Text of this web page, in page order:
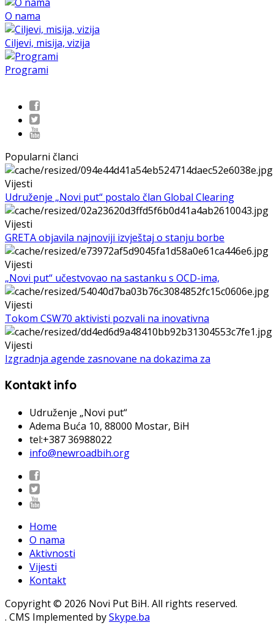
O nama
Ciljevi, misija, vizija
Programi
Popularni članci
Vijesti
Udruženje „Novi put“ postalo član Global Clearing
Vijesti
GRETA objavila najnoviji izvještaj o stanju borbe
Vijesti
„Novi put“ učestvovao na sastanku s OCD-ima,
Vijesti
Tokom CSW70 aktivisti pozvali na inovativna
Vijesti
Izgradnja agende zasnovane na dokazima za
Kontakt info
Udruženje „Novi put“
Adema Buća 10, 88000 Mostar, BiH
tel:+387 36988022
info@newroadbih.org
Home
O nama
Aktivnosti
Vijesti
Kontakt
Copyright © 2026 Novi Put BiH. All rights reserved.
. CMS Implemented bySkype.ba